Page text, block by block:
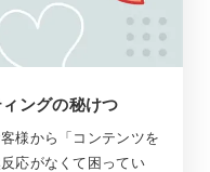
ングの秘けつ
様から「コンテンツを
応がなくて困ってい